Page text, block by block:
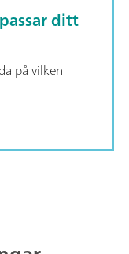
ditt
på vilken